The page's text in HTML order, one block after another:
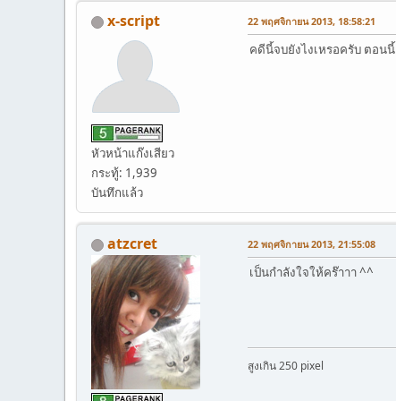
x-script
หัวหน้าแก๊งเสียว
กระทู้: 1,939
บันทึกแล้ว
22 พฤศจิกายน 2013, 18:58:21
คดีนี้จบยังไงเหรอครับ ตอนนี้
atzcret 22 พฤศจิกายน 2013, 21:55:08
เป็นกำลังใจให้คร๊าาา ^^
สูงเกิน 250 pixel